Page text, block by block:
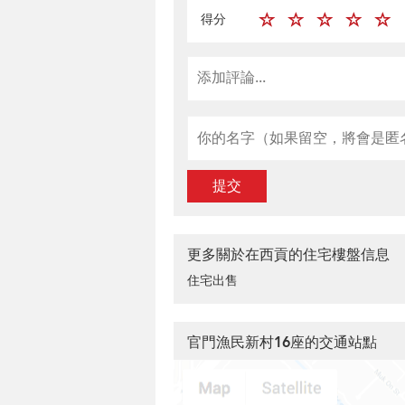
得分
提交
更多關於在西貢的住宅樓盤信息
住宅出售
官門漁民新村16座的交通站點